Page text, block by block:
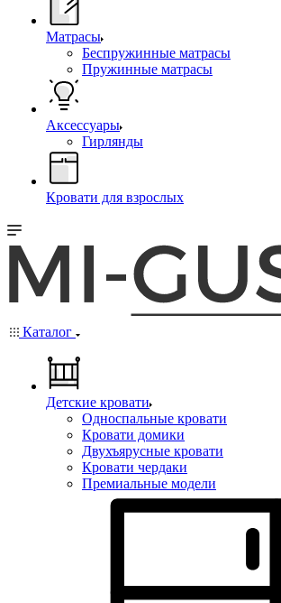
Матрасы
Беспружинные матрасы
Пружинные матрасы
Аксессуары
Гирлянды
Кровати для взрослых
Каталог
Детские кровати
Односпальные кровати
Кровати домики
Двухъярусные кровати
Кровати чердаки
Премиальные модели